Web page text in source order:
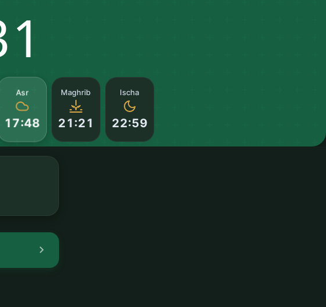
Asr
17:48
Maghrib
21:21
Ischa
22:59